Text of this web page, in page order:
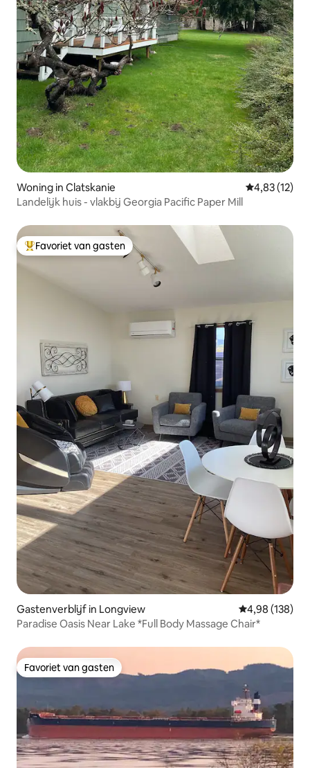
Woning in Clatskanie Gemiddelde
4,83 (12)
Landelijk huis - vlakbij Georgia Pacific Paper Mill
Topfavoriet van gasten
Favoriet van gasten
Gastenverblijf in Longview Gemiddelde
4,98 (138)
Paradise Oasis Near Lake *Full Body Massage Chair*
Favoriet van gasten
Favoriet van gasten